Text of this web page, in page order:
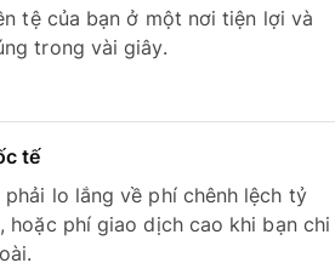
tệ của bạn ở một nơi tiện lợi và
trong vài giây.
tế
lo lắng về phí chênh lệch tỷ
hoặc phí giao dịch cao khi bạn chi